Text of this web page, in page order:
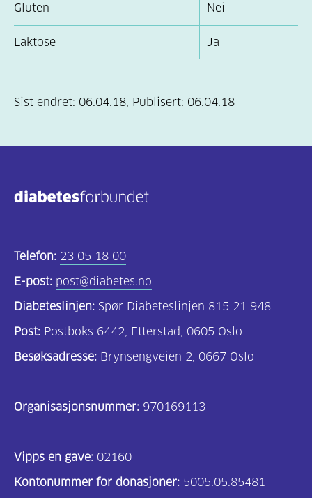
Gluten Nei
Laktose Ja
Sist endret: 06.04.18, Publisert: 06.04.18
Telefon: 23 05 18 00
E-post: post@diabetes.no
Diabeteslinjen: Spør Diabeteslinjen 815 21 948
Post: Postboks 6442, Etterstad, 0605 Oslo
Besøksadresse: Brynsengveien 2, 0667 Oslo
Organisasjonsnummer: 970169113
Vipps en gave: 02160
Kontonummer for donasjoner: 5005.05.85481